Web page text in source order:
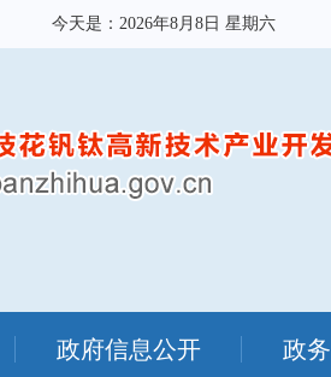
今天是： 2026年8月8日 星期六
政府信息公开 政